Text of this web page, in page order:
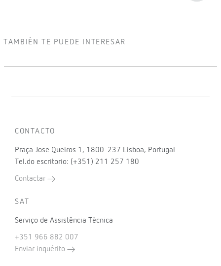
TAMBIÉN TE PUEDE INTERESAR
CONTACTO
Praça Jose Queiros 1, 1800-237 Lisboa, Portugal
Tel.do escritorio: (+351) 211 257 180
Contactar
SAT
Serviço de Assistência Técnica
+351 966 882 007
Enviar inquérito